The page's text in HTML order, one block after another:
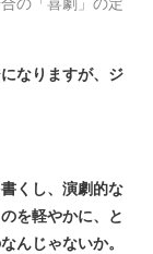
なりますが、ジ
くし、演劇的な
を軽やかに、と
んじゃないか。